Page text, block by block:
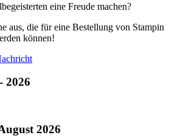
eine Freude machen?
aus, die für eine Bestellung von Stampin
können!
2026
2026